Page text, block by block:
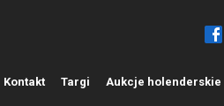
Kontakt Targi Aukcje holenderskie